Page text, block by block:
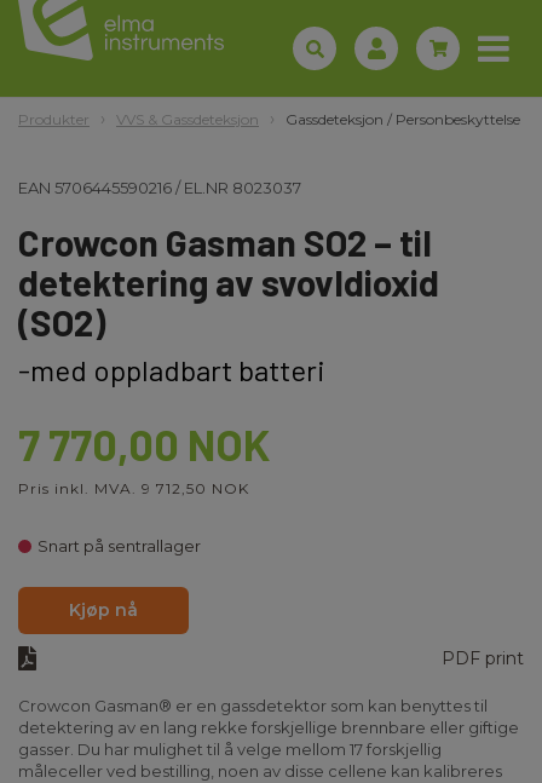
Produkter VVS & Gassdeteksjon Gassdeteksjon / Personbeskyttelse
EAN 5706445590216/EL.NR 8023037
Crowcon Gasman SO2 – til
detektering av svovldioxid
(SO2)
-med oppladbart batteri
7 770,00 NOK
Pris inkl. MVA. 9 712,50 NOK
Snart på sentrallager
Kjøp nå
PDF print
Crowcon Gasman® er en gassdetektor som kan benyttes til
detektering av en lang rekke forskjellige brennbare eller giftige
gasser. Du har mulighet til å velge mellom 17 forskjellig
måleceller ved bestilling, noen av disse cellene kan kalibreres